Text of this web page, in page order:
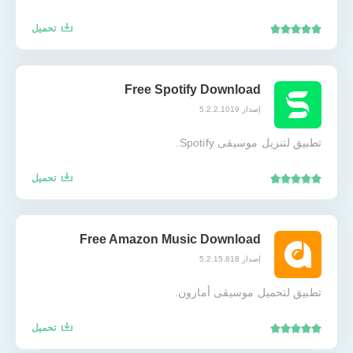
تحميل
Free Spotify Download
إصدار 5.2.2.1019
تطبيق لتنزيل موسيقى Spotify.
تحميل
Free Amazon Music Download
إصدار 5.2.15.818
تطبيق لتحميل موسيقى أمازون.
تحميل